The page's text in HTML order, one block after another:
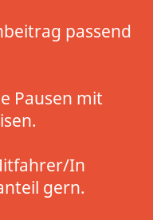
passend
Pausen mit
In
gern.